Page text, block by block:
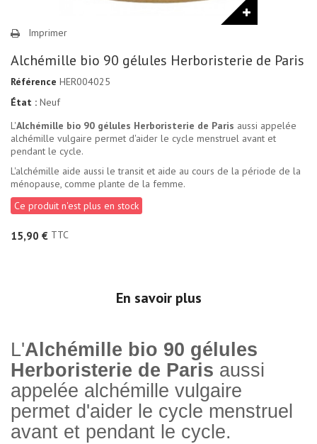
Imprimer
Alchémille bio 90 gélules Herboristerie de Paris
Référence HER004025
État : Neuf
L'Alchémille bio 90 gélules Herboristerie de Paris aussi appelée
alchémille vulgaire permet d'aider le cycle menstruel avant et
pendant le cycle.
L'alchémille aide aussi le transit et aide au cours de la période de la
ménopause, comme plante de la femme.
Ce produit n'est plus en stock
15,90 € TTC
En savoir plus
L'Alchémille bio 90 gélules
Herboristerie de Paris aussi
appelée alchémille vulgaire
permet d'aider le cycle menstruel
avant et pendant le cycle.